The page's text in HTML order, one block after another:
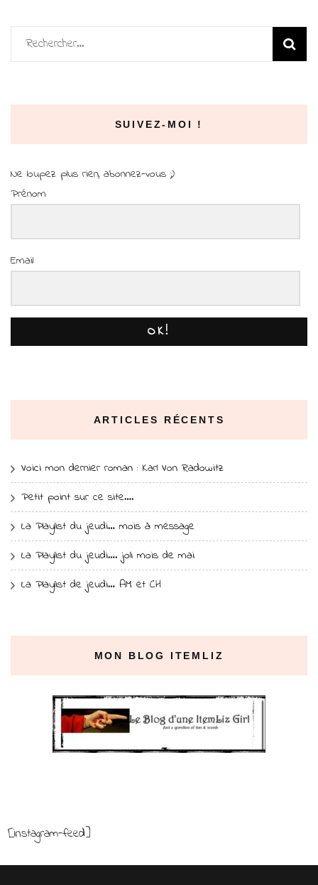
Rechercher :
SUIVEZ-MOI !
Ne loupez plus rien, abonnez-vous ;)
Prénom
Email
OK!
ARTICLES RÉCENTS
Voici mon dernier roman : Karl Von Radowitz
Petit point sur ce site….
La Playlist du jeudi… mois à message
La Playlist du jeudi…. joli mois de mai
La Playlist de jeudi… AM et CH
MON BLOG ITEMLIZ
[instagram-feed]